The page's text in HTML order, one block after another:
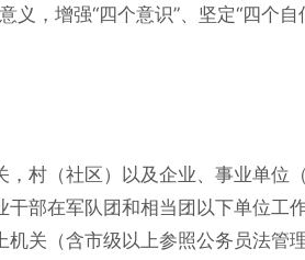
，增强“四个意识”、坚定“四个自
，村（社区）以及企业、事业单位
部在军队团和相当团以下单位工
关（含市级以上参照公务员法管